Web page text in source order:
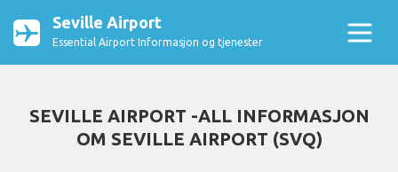
Seville Airport
Essential Airport Informasjon og tjenester
SEVILLE AIRPORT -ALL INFORMASJON
OM SEVILLE AIRPORT (SVQ)